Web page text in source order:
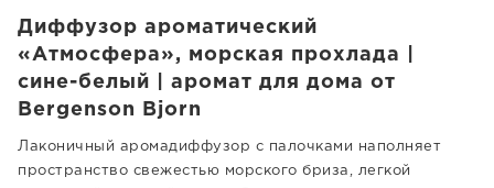
Диффузор ароматический
«Атмосфера», морская прохлада |
сине-белый | аромат для дома от
Bergenson Bjorn
Лаконичный аромадиффузор с палочками наполняет
пространство свежестью морского бриза, легкой